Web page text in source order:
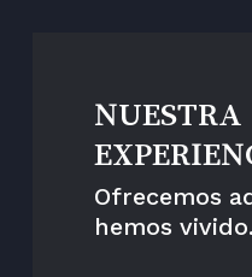
NUESTRA
Ofrecemos
hemos vivido.